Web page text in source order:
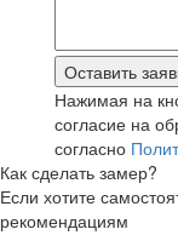
Нажимая на
согласие на
согласно
Как сделать замер?
Если хотите
рекомендациям